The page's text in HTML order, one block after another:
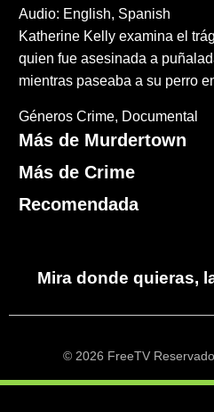
Audio: English, Spanish
Katherine Kelly examina el
quien fue asesinada a
mientras paseaba a su perro
Géneros Crime Documental
Más de Murdertown
Más de Crime
Recomendada
Mira donde quieras,
© 2026 FreeTV